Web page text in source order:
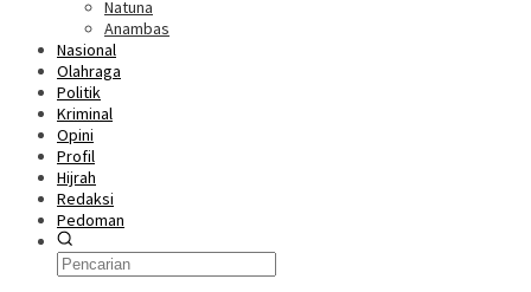
Natuna
Anambas
Nasional
Olahraga
Politik
Kriminal
Opini
Profil
Hijrah
Redaksi
Pedoman